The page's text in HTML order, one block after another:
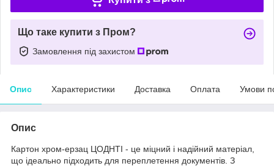
Що таке купити з Пром?
Замовлення під захистом
Опис Характеристики Доставка Оплата Умови
Опис
Картон хром-ерзац ЦОДНТІ - це міцний і надійний матеріал,
що ідеально підходить для переплетення документів. З